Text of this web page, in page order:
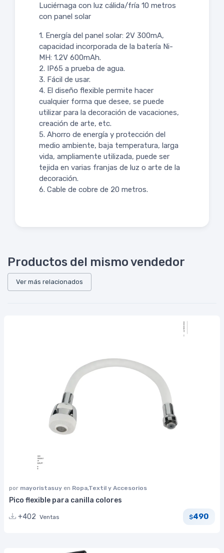
Luciérnaga con luz cálida/fría 10 metros
con panel solar
1. Energía del panel solar: 2V 300mA,
capacidad incorporada de la batería Ni-
MH: 1.2V 600mAh.
2. IP65 a prueba de agua.
3. Fácil de usar.
4. El diseño flexible permite hacer
cualquier forma que desee, se puede
utilizar para la decoración de vacaciones,
creación de arte, etc.
5. Ahorro de energía y protección del
medio ambiente, baja temperatura, larga
vida, ampliamente utilizada, puede ser
tejida en varias franjas de luz o arte de la
decoración.
6. Cable de cobre de 20 metros.
Productos del mismo vendedor
Ver más relacionados
por mayoristasuy en Ropa,Textil y Accesorios
Pico flexible para canilla colores
+402 Ventas $490